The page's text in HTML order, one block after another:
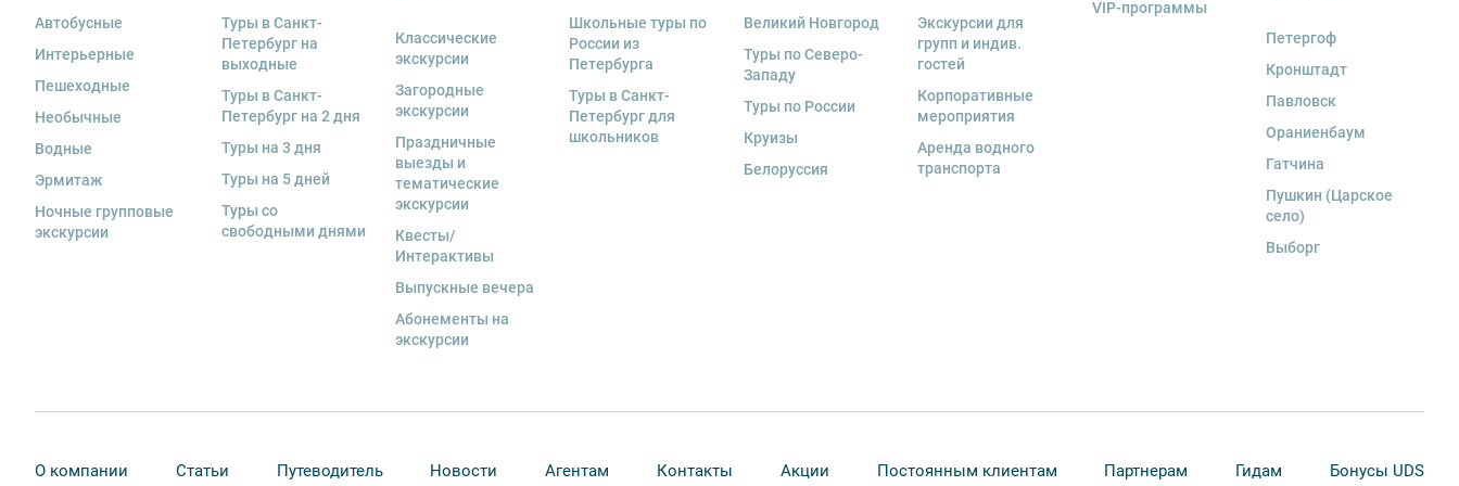
экскурсанта. В случае утери или порчи оборудования экскурсант обязан возместить полную
стоимость комплекта в размере 5500 руб. 00 коп.
Автобусные
Интерьерные
Пешеходные
Необычные
Водные
Эрмитаж
Ночные групповые
экскурсии
Туры в Санкт-
Петербург на
выходные
Туры в Санкт-
Петербург на 2 дня
Туры на 3 дня
Туры на 5 дней
Туры со
свободными днями
Классические
экскурсии
Загородные
экскурсии
Праздничные
выезды и
тематические
экскурсии
Квесты/
Интерактивы
Выпускные вечера
Абонементы на
экскурсии
Школьные туры по
России из
Петербурга
Туры в Санкт-
Петербург для
школьников
Великий Новгород
Туры по Северо-
Западу
Туры по России
Круизы
Белоруссия
Экскурсии для
групп и индив.
гостей
Корпоративные
мероприятия
Аренда водного
транспорта
VIP-программы
Петергоф
Кронштадт
Павловск
Ораниенбаум
Гатчина
Пушкин (Царское
село)
Выборг
О компании Статьи Путеводитель Новости Агентам Контакты Акции Постоянным клиентам Партнерам Гидам Бонусы UDS